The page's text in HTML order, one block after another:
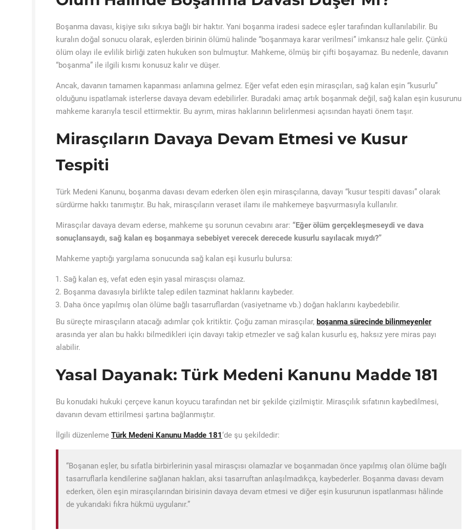
Boşanma davası, kişiye sıkı sıkıya bağlı bir haktır. Yani boşanma iradesi sadece eşler tarafından kullanılabilir. Bu
kuralın doğal sonucu olarak, eşlerden birinin ölümü halinde “boşanmaya karar verilmesi” imkansız hale gelir. Çünkü
ölüm olayı ile evlilik birliği zaten hukuken son bulmuştur. Mahkeme, ölmüş bir çifti boşayamaz. Bu nedenle, davanın
“boşanma” ile ilgili kısmı konusuz kalır ve düşer.
Ancak, davanın tamamen kapanması anlamına gelmez. Eğer vefat eden eşin mirasçıları, sağ kalan eşin “kusurlu”
olduğunu ispatlamak isterlerse davaya devam edebilirler. Buradaki amaç artık boşanmak değil, sağ kalan eşin kusurunu
mahkeme kararıyla tescil ettirmektir. Bu ayrım, miras haklarının belirlenmesi açısından hayati önem taşır.
Mirasçıların Davaya Devam Etmesi ve Kusur
Tespiti
Türk Medeni Kanunu, boşanma davası devam ederken ölen eşin mirasçılarına, davayı “kusur tespiti davası” olarak
sürdürme hakkı tanımıştır. Bu hak, mirasçıların veraset ilamı ile mahkemeye başvurmasıyla kullanılır.
Mirasçılar davaya devam ederse, mahkeme şu sorunun cevabını arar: “Eğer ölüm gerçekleşmeseydi ve dava
sonuçlansaydı, sağ kalan eş boşanmaya sebebiyet verecek derecede kusurlu sayılacak mıydı?”
Mahkeme yaptığı yargılama sonucunda sağ kalan eşi kusurlu bulursa:
Sağ kalan eş, vefat eden eşin yasal mirasçısı olamaz.
Boşanma davasıyla birlikte talep edilen tazminat haklarını kaybeder.
Daha önce yapılmış olan ölüme bağlı tasarruflardan (vasiyetname vb.) doğan haklarını kaybedebilir.
Bu süreçte mirasçıların atacağı adımlar çok kritiktir. Çoğu zaman mirasçılar, boşanma sürecinde bilinmeyenler
arasında yer alan bu hakkı bilmedikleri için davayı takip etmezler ve sağ kalan kusurlu eş, haksız yere miras payı
alabilir.
Yasal Dayanak: Türk Medeni Kanunu Madde 181
Bu konudaki hukuki çerçeve kanun koyucu tarafından net bir şekilde çizilmiştir. Mirasçılık sıfatının kaybedilmesi,
davanın devam ettirilmesi şartına bağlanmıştır.
İlgili düzenleme Türk Medeni Kanunu Madde 181‘de şu şekildedir:
“Boşanan eşler, bu sıfatla birbirlerinin yasal mirasçısı olamazlar ve boşanmadan önce yapılmış olan ölüme bağlı
tasarruflarla kendilerine sağlanan hakları, aksi tasarruftan anlaşılmadıkça, kaybederler. Boşanma davası devam
ederken, ölen eşin mirasçılarından birisinin davaya devam etmesi ve diğer eşin kusurunun ispatlanması hâlinde
de yukarıdaki fıkra hükmü uygulanır.”